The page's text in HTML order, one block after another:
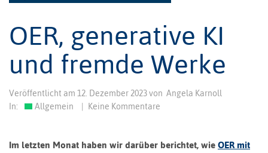
OER, generative KI
und fremde Werke
Veröffentlicht am 12. Dezember 2023von Angela Karnoll
In:
Allgemein Keine Kommentare
Im letzten Monat haben wir darüber berichtet, wie OER mit